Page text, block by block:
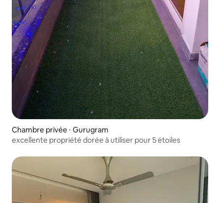
Chambre privée ⋅ Gurugram
excellente propriété dorée à utiliser pour 5 étoiles